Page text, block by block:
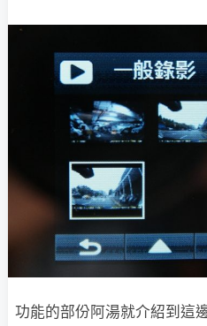
功能的部份阿湯就介紹到這